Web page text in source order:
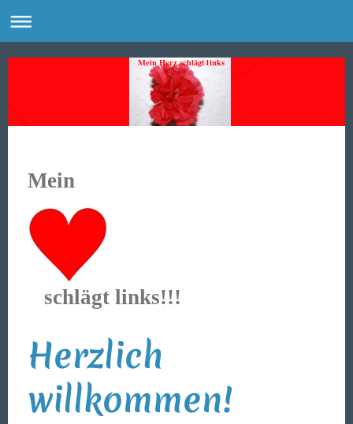
Mein Herz schlägt links
Mein
schlägt links!!!
Herzlich
willkommen!